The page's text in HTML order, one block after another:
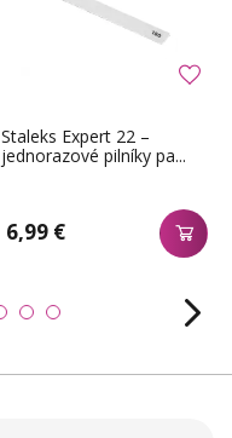
Staleks Expert 22 –
jednorazové pilníky pa...
6,99 €